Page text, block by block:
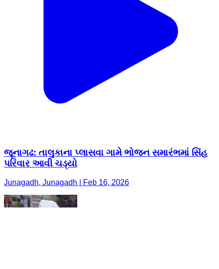
જૂનાગઢ: તાલુકાના પ્લાસવા ગામે ભોજન સમારંભમાં સિંહ
પરિવાર આવી ચડ્યો
Junagadh, Junagadh | Feb 16, 2026